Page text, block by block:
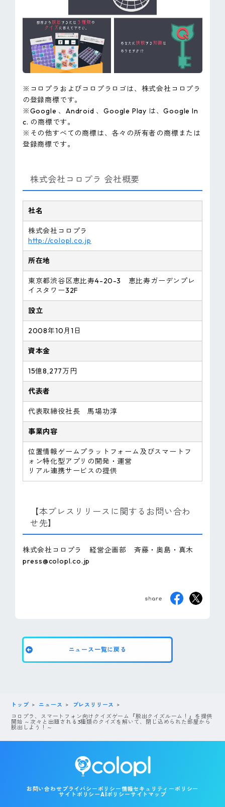
※コロプラおよびコロプラロゴは、株式会社コロプラ
の登録商標です。
※Google 、Android 、Google Play は、Google In
c. の商標です。
※その他すべての商標は、各々の所有者の商標または
登録商標です。
株式会社コロプラ 会社概要
社名
株式会社コロプラ
http://colopl.co.jp
所在地
東京都渋谷区恵比寿4-20-3 恵比寿ガーデンプレ
イスタワー32F
設立
2008年10月1日
資本金
15億8,277万円
代表者
代表取締役社長 馬場功淳
事業内容
位置情報ゲームプラットフォーム及びスマートフ
ォン特化型アプリの開発・運営
リアル連携サービスの提供
【本プレスリリースに関するお問い合わ
せ先】
株式会社コロプラ 経営企画部 斉藤・奥島・真木
press@colopl.co.jp
ニュース一覧に戻る
トップ ニュース
プレスリリース
コロプラ、スマートフォン向けクイズゲーム『脱出クイズルーム！』を提供
開始 ～次々と出題される3種類のクイズを解いて、閉じ込められた部屋から
脱出しよう！～
お問い合わせ プライバシーポリシー情報セキュリティーポリシー
サイトポリシーAIポリシーサイトマップ